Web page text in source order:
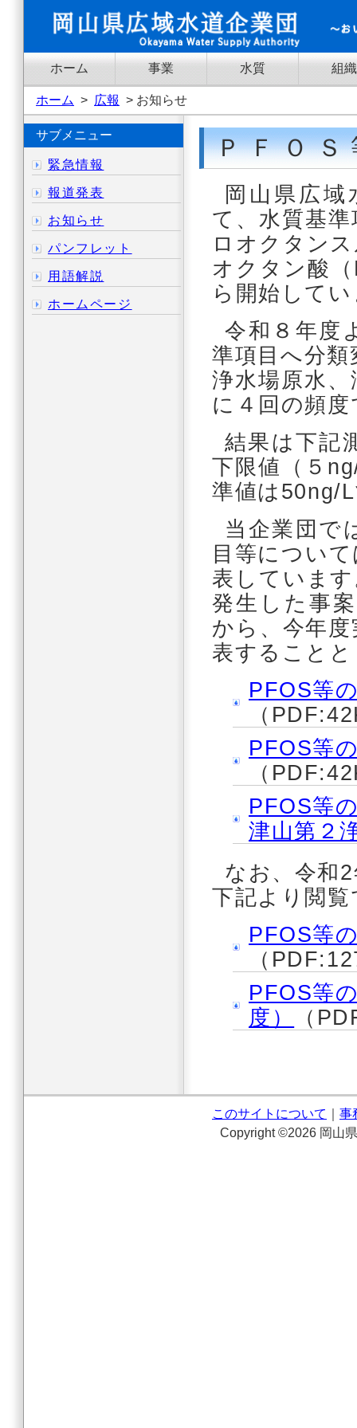
ホーム 事業 水質 組織
ホーム > 広報 > お知らせ
ＰＦＯ
岡山県広
て、水質基
ロオクタン
オクタン酸
ら開始して
令和８年度
準項目へ分
浄水場原水
に４回の頻
結果は下記
下限値（５
準値は50ng/
当企業団で
目等につい
表していま
発生した事
から、今年
表すること
PFOS等
（
PFOS等
（
PFOS等
津山第２
なお、令和
下記より閲
PFOS等
（
PFOS等
度）
（
サブメニュー
緊急情報
報道発表
お知らせ
パンフレット
用語解説
ホームページ
このサイトについて
事
Copyright ©2026 岡山